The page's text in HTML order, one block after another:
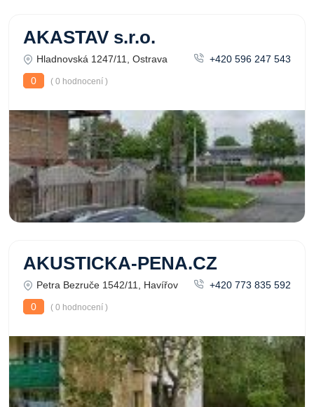
AKASTAV s.r.o.
Hladnovská 1247/11, Ostrava
+420 596 247 543
0
( 0 hodnocení )
AKUSTICKA-PENA.CZ
Petra Bezruče 1542/11, Havířov
+420 773 835 592
0
( 0 hodnocení )